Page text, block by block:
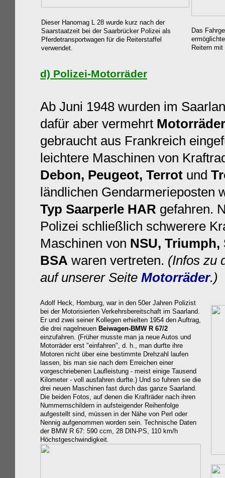
Dieser Hanomag L 28 wurde kurz nach der
Saarstaatzeit bei der Saarbrücker Polizei als
Pferdetransportwagen für die Reiterstaffel
verwendet.
Das
Reitern
d) Polizei-Motorräder
Ab Juni 1948 wurden im
dafür aber vermehrt Motorräder
gebraucht aus Frankreich
leichtere Maschinen von
Debon, Peugeot, Terrot und
ländlichen Gendarmerieposten
Typ Saarperle HAR gefahren.
Polizei schließlich schwerere
Maschinen von NSU,
BSA waren vertreten. (Infos zu
auf unserer Seite Motorräder.)
Adolf Heck, Homburg, war in den 50er Jahren Polizist
bei der Motorisierten Verkehrsbereitschaft im Saarland.
Er und zwei seiner Kollegen erhielten 1954 den Auftrag,
die drei nagelneuen Beiwagen-BMW R 67/2
einzufahren. (Früher musste man ja neue Autos und
Motorräder erst "einfahren", d. h., man durfte ihre
Motoren nicht über eine bestimmte Drehzahl laufen
lassen, bis man sie nach dem Erreichen einer
vorgeschriebenen Laufleistung - meist einige Tausend
Kilometer - voll ausfahren durfte.) Und so fuhren sie die
drei neuen Maschinen fast durch das ganze Saarland.
Die beiden Fotos, auf denen die Krafträder nach ihren
Nummernschildern in aufsteigender Reihenfolge
aufgestellt sind, müssen in der Nähe von Perl oder
Nennig aufgenommen worden sein. Technische Daten
der BMW R 67: 590 ccm, 28 DIN-PS, 110 km/h
Höchstgeschwindigkeit.